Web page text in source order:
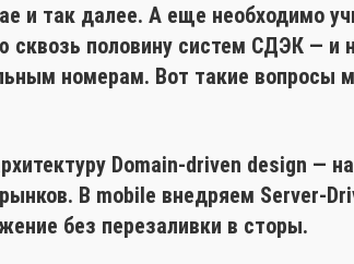
и так далее. А еще необходимо
сквозь половину систем СДЭК — и
номерам. Вот такие вопросы
Domain-driven design —
В mobile внедряем Server-
без перезаливки в сторы.